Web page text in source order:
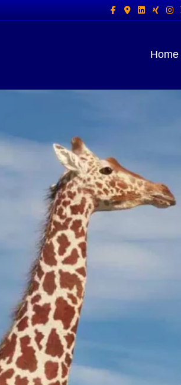
FacebookGoogle-maps
Linkedin
Xing
Home